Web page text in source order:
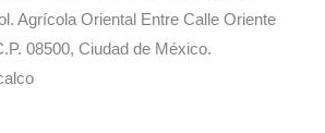
Agrícola Oriental Entre Calle Oriente
08500, Ciudad de México.